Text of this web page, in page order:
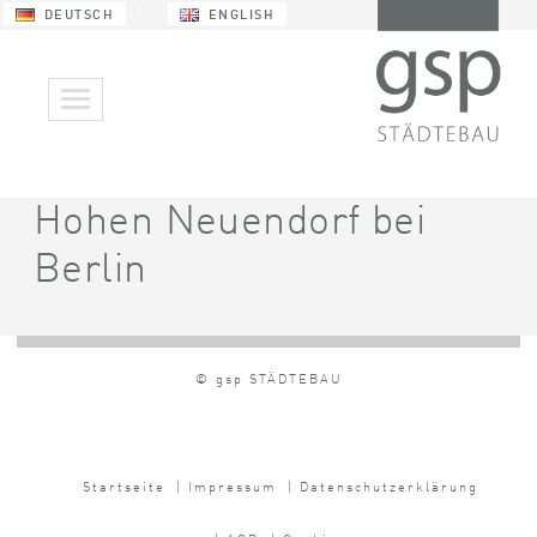
DEUTSCH ENGLISH
Hohen Neuendorf bei
Berlin
© gsp STÄDTEBAU
Startseite | Impressum | Datenschutzerklärung